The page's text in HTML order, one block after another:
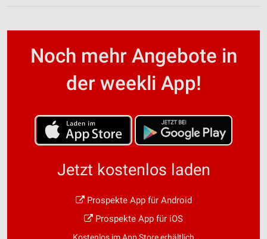
Noch mehr Angebote in
der weekli App!
Jetzt kostenlos laden
Prospekte App für Android
Prospekte App für iOS